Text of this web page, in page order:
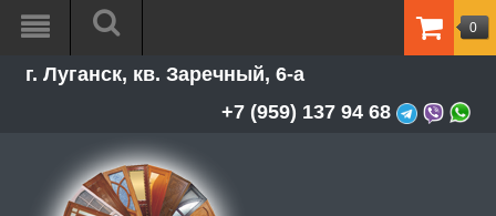
г. Луганск, кв. Заречный, 6-а
+7 (959) 137 94 68
0